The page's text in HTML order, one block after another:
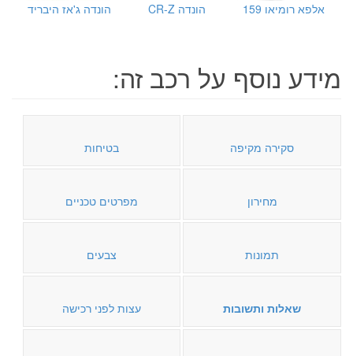
אלפא רומיאו 159 הונדה CR-Z הונדה ג'אז היבריד
מידע נוסף על רכב זה:
סקירה מקיפה בטיחות
מחירון מפרטים טכניים
תמונות צבעים
שאלות ותשובות עצות לפני רכישה